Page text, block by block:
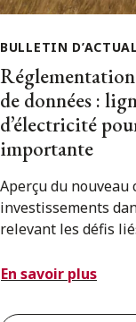
BULLETIN
de données :
d’électricité
importante
Aperçu du nouveau
investissements
relevant les défis
En savoir plus